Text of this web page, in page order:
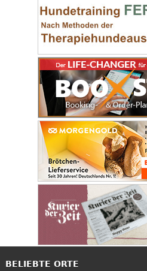
BELIEBTE ORTE